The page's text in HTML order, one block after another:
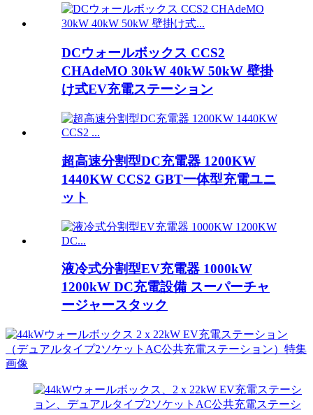
DCウォールボックス CCS2
CHAdeMO 30kW 40kW 50kW 壁掛
け式EV充電ステーション
超高速分割型DC充電器 1200KW
1440KW CCS2 GBT一体型充電ユニ
ット
液冷式分割型EV充電器 1000kW
1200kW DC充電設備 スーパーチャ
ージャースタック